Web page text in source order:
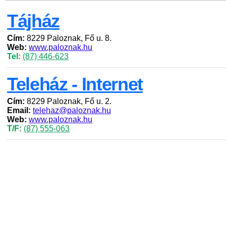
Tájház
Cím: 8229 Paloznak, Fő u. 8.
Web: www.paloznak.hu
Tel: (87) 446-623
Teleház - Internet
Cím: 8229 Paloznak, Fő u. 2.
Email: telehaz@paloznak.hu
Web: www.paloznak.hu
T/F: (87) 555-063